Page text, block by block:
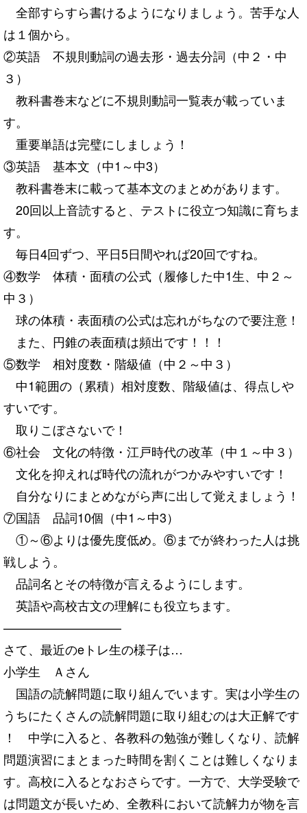
全部すらすら書けるようになりましょう。苦手な人
は１個から。
②英語 不規則動詞の過去形・過去分詞（中２・中
３）
教科書巻末などに不規則動詞一覧表が載っていま
す。
重要単語は完璧にしましょう！
③英語 基本文（中1～中3）
教科書巻末に載って基本文のまとめがあります。
20回以上音読すると、テストに役立つ知識に育ちま
す。
毎日4回ずつ、平日5日間やれば20回ですね。
④数学 体積・面積の公式（履修した中1生、中２～
中３）
球の体積・表面積の公式は忘れがちなので要注意！
また、円錐の表面積は頻出です！！！
⑤数学 相対度数・階級値（中２～中３）
中1範囲の（累積）相対度数、階級値は、得点しや
すいです。
取りこぼさないで！
⑥社会 文化の特徴・江戸時代の改革（中１～中３）
文化を抑えれば時代の流れがつかみやすいです！
自分なりにまとめながら声に出して覚えましょう！
⑦国語 品詞10個（中1～中3）
①～⑥よりは優先度低め。⑥までが終わった人は挑
戦しよう。
品詞名とその特徴が言えるようにします。
英語や高校古文の理解にも役立ちます。
—————————–
さて、最近のeトレ生の様子は…
小学生 Ａさん
国語の読解問題に取り組んでいます。 実は小学生の
うちにたくさんの読解問題に取り組むのは大正解です
！ 中学に入ると、各教科の勉強が難しくなり、 読解
問題演習にまとまった時間を割くことは難しくなりま
す。 高校に入るとなおさらです。一方で、 大学受験で
は問題文が長いため、 全教科において読解力が物を言